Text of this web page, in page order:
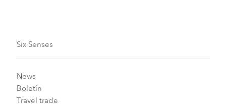
Six Senses
News
Boletín
Travel trade